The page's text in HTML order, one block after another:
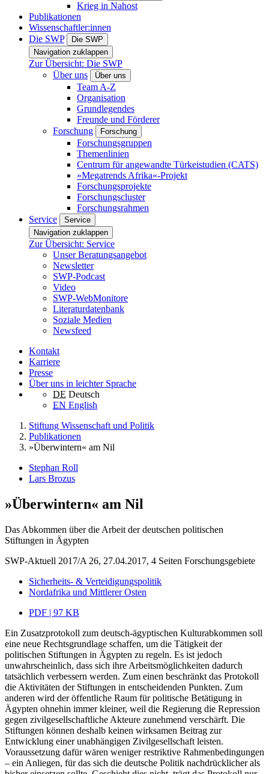
Krieg in Nahost
Publikationen
Wissenschaftler:innen
Die SWP
Die SWP
Navigation zuklappen
Zur Übersicht: Die SWP
Über uns
Über uns
Team A-Z
Organisation
Grundlegendes
Freunde und Förderer
Forschung
Forschung
Forschungsgruppen
Themenlinien
Centrum für angewandte Türkeistudien (CATS)
»Megatrends Afrika«-Projekt
Forschungsprojekte
Forschungscluster
Forschungsrahmen
Service
Service
Navigation zuklappen
Zur Übersicht: Service
Unser Beratungsangebot
Newsletter
SWP-Podcast
Video
SWP-WebMonitore
Literaturdatenbank
Soziale Medien
Newsfeed
Kontakt
Karriere
Presse
Über uns in leichter Sprache
DE Deutsch
EN English
Stiftung Wissenschaft und Politik
Publikationen
»Überwintern« am Nil
Stephan Roll
Lars Brozus
»Überwintern« am Nil
Das Abkommen über die Arbeit der deutschen politischen
Stiftungen in Ägypten
SWP-Aktuell 2017/A 26, 27.04.2017, 4 Seiten Forschungsgebiete
Sicherheits- & Verteidigungspolitik
Nordafrika und Mittlerer Osten
PDF | 97 KB
Ein Zusatzprotokoll zum deutsch-ägyptischen Kulturabkommen soll
eine neue Rechts­grundlage schaffen, um die Tätigkeit der
politischen Stiftungen in Ägypten zu regeln. Es ist jedoch
unwahrscheinlich, dass sich ihre Arbeitsmöglichkeiten dadurch
tatsächlich verbessern werden. Zum einen beschränkt das Protokoll
die Aktivitäten der Stiftungen in entscheidenden Punkten. Zum
anderen wird der öffentliche Raum für politische Betätigung in
Ägypten ohnehin immer kleiner, weil die Regierung die Re­pression
gegen zivilgesellschaftliche Akteure zunehmend verschärft. Die
Stiftungen können deshalb keinen wirksamen Beitrag zur
Entwicklung einer unabhängigen Zivil­gesellschaft leisten.
Voraussetzung dafür wären weniger restriktive Rahmenbedingungen
– ein Anliegen, für das sich die deutsche Politik nachdrücklicher als